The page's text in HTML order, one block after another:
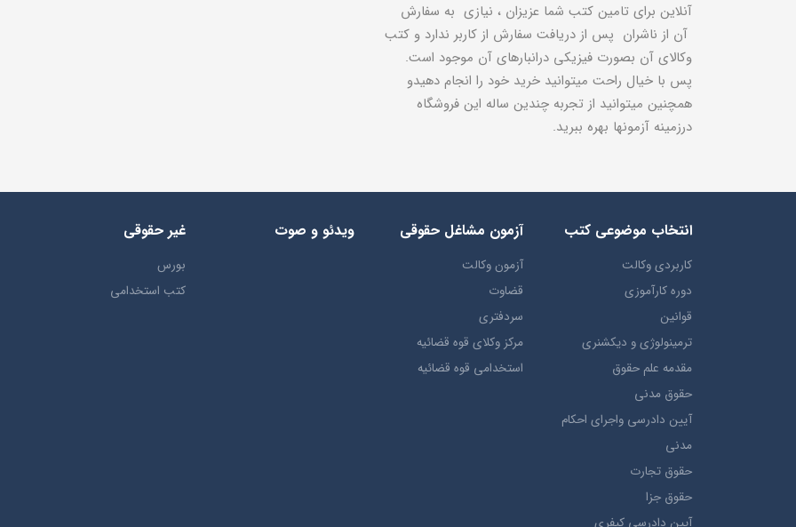
آنلاین برای تامین کتب شما عزیزان ، نیازی به سفارش
آن از ناشران پس از دریافت سفارش از کاربر ندارد و کتب
وکالای آن بصورت فیزیکی درانبارهای آن موجود است.
پس با خیال راحت میتوانید خرید خود را انجام دهیدو
همچنین میتوانید از تجربه چندین ساله این فروشگاه
درزمینه آزمونها بهره ببرید.
انتخاب​ موضوعي​ کتب
کاربردی وکالت
دوره کارآموزی
قوانین
ترمينولوژي و ديکشنري
مقدمه علم حقوق
حقوق مدني
آيين دادرسي ​واجراي ​احکام ​
مدني
حقوق تجارت
حقوق جزا
آيین دادرسی کیفری
آزمون مشاغل حقوقی
آزمون وکالت
قضاوت
سردفتری
مرکز وکلای قوه قضائیه
استخدامی قوه قضائیه
ویدئو و صوت غیر حقوقی
بورس
کتب استخدامی